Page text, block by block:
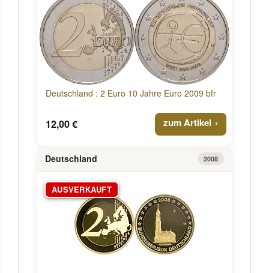
Deutschland : 2 Euro 10 Jahre Euro 2009 bfr
12,00 € zum Artikel
Deutschland 2008
AUSVERKAUFT